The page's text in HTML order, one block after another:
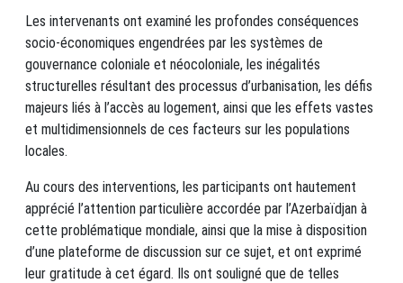
Les intervenants ont examiné les profondes conséquences
socio-économiques engendrées par les systèmes de
gouvernance coloniale et néocoloniale, les inégalités
structurelles résultant des processus d’urbanisation, les défis
majeurs liés à l’accès au logement, ainsi que les effets vastes
et multidimensionnels de ces facteurs sur les populations
locales.
Au cours des interventions, les participants ont hautement
apprécié l’attention particulière accordée par l’Azerbaïdjan à
cette problématique mondiale, ainsi que la mise à disposition
d’une plateforme de discussion sur ce sujet, et ont exprimé
leur gratitude à cet égard. Ils ont souligné que de telles